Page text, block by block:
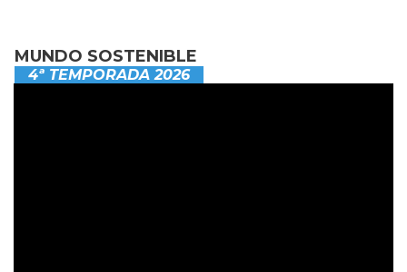
MUNDO SOSTENIBLE
4ª TEMPORADA 2026